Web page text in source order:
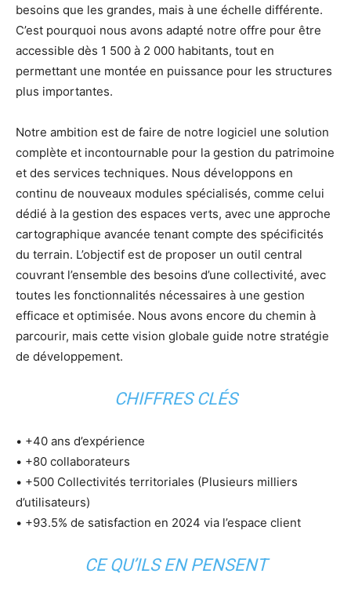
besoins que les grandes, mais à une échelle différente.
C’est pourquoi nous avons adapté notre offre pour être
accessible dès 1 500 à 2 000 habitants, tout en
permettant une montée en puissance pour les structures
plus importantes.
Notre ambition est de faire de notre logiciel une solution
complète et incontournable pour la gestion du patrimoine
et des services techniques. Nous développons en
continu de nouveaux modules spécialisés, comme celui
dédié à la gestion des espaces verts, avec une approche
cartographique avancée tenant compte des spécificités
du terrain. L’objectif est de proposer un outil central
couvrant l’ensemble des besoins d’une collectivité, avec
toutes les fonctionnalités nécessaires à une gestion
efficace et optimisée. Nous avons encore du chemin à
parcourir, mais cette vision globale guide notre stratégie
de développement.
CHIFFRES CLÉS
• +40 ans d’expérience
• +80 collaborateurs
• +500 Collectivités territoriales (Plusieurs milliers
d’utilisateurs)
• +93.5% de satisfaction en 2024 via l’espace client
CE QU’ILS EN PENSENT